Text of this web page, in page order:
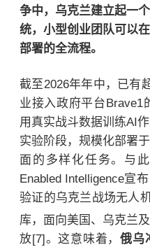
争中，乌克兰建立起一
统，小型创业团队可以
部署的全流程。
截至2026年年中，已有
业接入政府平台Brave1
用真实战斗数据训练AI
实验阶段，规模化部署
面的多样化任务。与
Enabled Intelligence宣
验证的乌克兰战场无人
库，面向美国、乌克兰及
放[7]。这意味着，俄乌